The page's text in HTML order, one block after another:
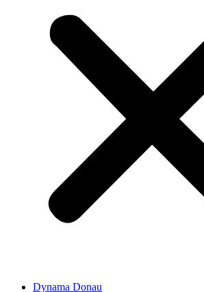
Dynama Donau